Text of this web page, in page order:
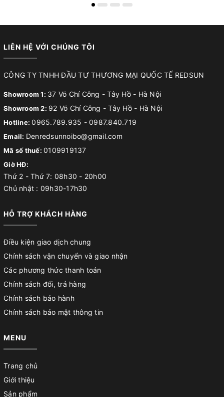
LIÊN HỆ VỚI CHÚNG TÔI
CÔNG TY TNHH ĐẦU TƯ THƯƠNG MẠI QUỐC TẾ REDSUN
Showroom 1: 37 Võ Chí Công - Tây Hồ - Hà Nội
Showroom 2: 92 Võ Chí Công - Tây Hồ - Hà Nội
Hotline:0965.789.935 - 0987.840.719
Email: Denredsunnoibo@gmail.com
Mã số thuế: 0109919137
Giờ HĐ:
Thứ 2 - Thứ 7: 08h30 - 20h00
Chủ nhật : 09h30-17h30
HỖ TRỢ KHÁCH HÀNG
Điều kiện giao dịch chung
Chính sách vận chuyển và giao nhận
Các phương thức thanh toán
Chính sách đổi, trả hàng
Chính sách bảo hành
Chính sách bảo mật thông tin
MENU
Trang chủ
Giới thiệu
Sản phẩm